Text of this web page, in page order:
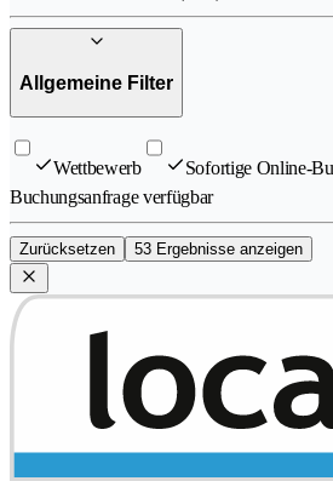
Allgemeine Filter
Wettbewerb Sofortige Online-
Buchungsanfrage verfügbar
Zurücksetzen 53 Ergebnisse anzeigen